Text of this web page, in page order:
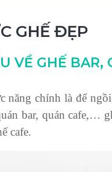
GHẾ ĐẸP
VỀ GHẾ BAR,
năng chính là để
bar, quán cafe,…
cafe.